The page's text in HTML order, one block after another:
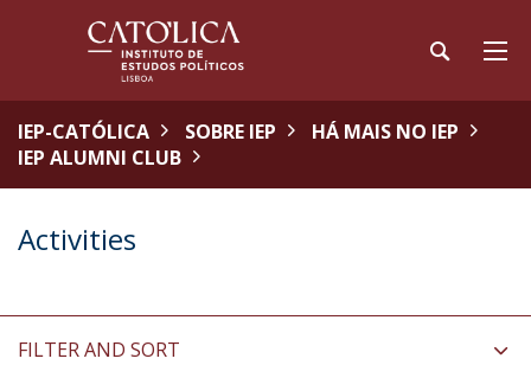
IEP-CATÓLICA SOBRE IEP
HÁ MAIS NO IEP
IEP ALUMNI CLUB
Activities
FILTER AND SORT